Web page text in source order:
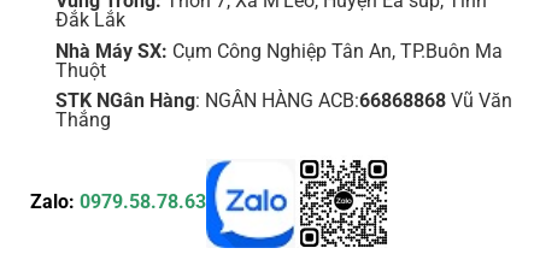
Đắk Lắk
Nhà Máy SX: Cụm Công Nghiệp Tân An, TP.Buôn Ma
Thuột
STK NGân Hàng: NGÂN HÀNG ACB:66868868Vũ Văn
Thắng
Zalo: 0979.58.78.63